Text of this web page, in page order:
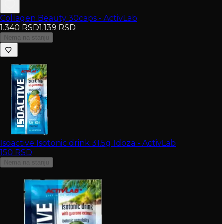
Collagen Beauty 30caps - ActivLab
1.340 RSD1.139 RSD
Nema na stanju
Isoactive Isotonic drink 31.5g 1doza - ActivLab
150 RSD
Nema na stanju